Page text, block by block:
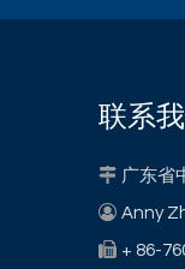
联系
 广东省
 Anny
 + 86-